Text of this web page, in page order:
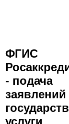
ФГИС
- подача
заявлений
услуги